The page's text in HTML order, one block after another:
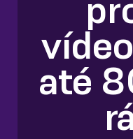
até